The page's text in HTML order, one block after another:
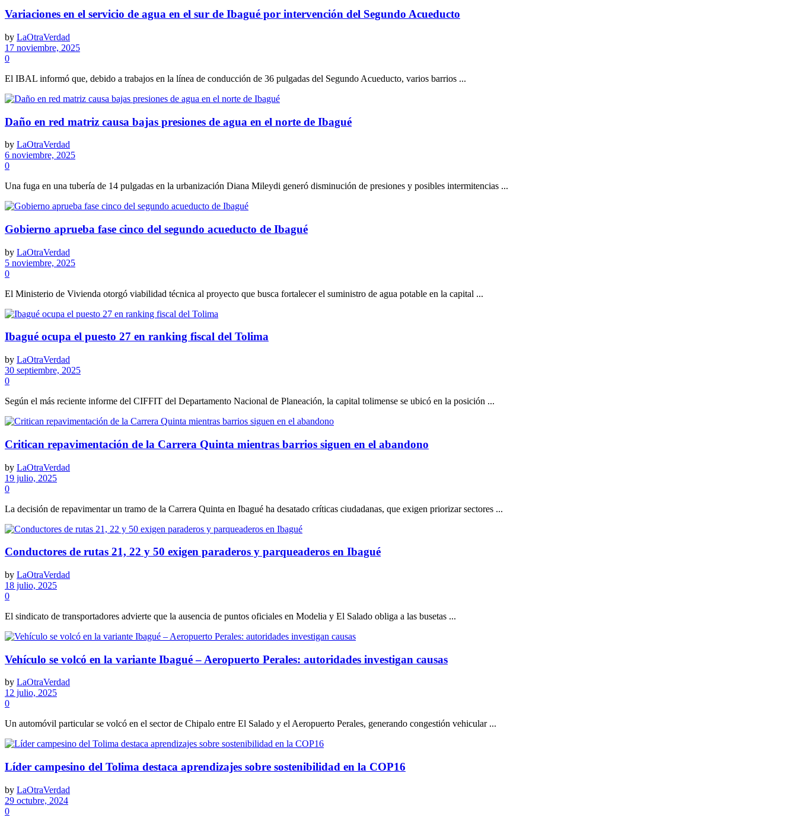
Variaciones en el servicio de agua en el sur de Ibagué por intervención del Segundo Acueducto
by LaOtraVerdad
17 noviembre, 2025
0
El IBAL informó que, debido a trabajos en la línea de conducción de 36 pulgadas del Segundo Acueducto, varios barrios ...
Daño en red matriz causa bajas presiones de agua en el norte de Ibagué
by LaOtraVerdad
6 noviembre, 2025
0
Una fuga en una tubería de 14 pulgadas en la urbanización Diana Mileydi generó disminución de presiones y posibles intermitencias ...
Gobierno aprueba fase cinco del segundo acueducto de Ibagué
by LaOtraVerdad
5 noviembre, 2025
0
El Ministerio de Vivienda otorgó viabilidad técnica al proyecto que busca fortalecer el suministro de agua potable en la capital ...
Ibagué ocupa el puesto 27 en ranking fiscal del Tolima
by LaOtraVerdad
30 septiembre, 2025
0
Según el más reciente informe del CIFFIT del Departamento Nacional de Planeación, la capital tolimense se ubicó en la posición ...
Critican repavimentación de la Carrera Quinta mientras barrios siguen en el abandono
by LaOtraVerdad
19 julio, 2025
0
La decisión de repavimentar un tramo de la Carrera Quinta en Ibagué ha desatado críticas ciudadanas, que exigen priorizar sectores ...
Conductores de rutas 21, 22 y 50 exigen paraderos y parqueaderos en Ibagué
by LaOtraVerdad
18 julio, 2025
0
El sindicato de transportadores advierte que la ausencia de puntos oficiales en Modelia y El Salado obliga a las busetas ...
Vehículo se volcó en la variante Ibagué – Aeropuerto Perales: autoridades investigan causas
by LaOtraVerdad
12 julio, 2025
0
Un automóvil particular se volcó en el sector de Chipalo entre El Salado y el Aeropuerto Perales, generando congestión vehicular ...
Líder campesino del Tolima destaca aprendizajes sobre sostenibilidad en la COP16
by LaOtraVerdad
29 octubre, 2024
0